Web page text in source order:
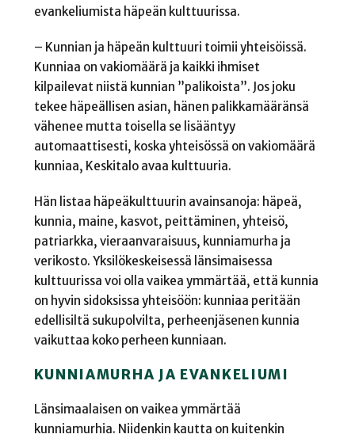
evankeliumista häpeän kulttuurissa.
– Kunnian ja häpeän kulttuuri toimii yhteisöissä.
Kunniaa on vakiomäärä ja kaikki ihmiset
kilpailevat niistä kunnian ”palikoista”. Jos joku
tekee häpeällisen asian, hänen palikkamääränsä
vähenee mutta toisella se lisääntyy
automaattisesti, koska yhteisössä on vakiomäärä
kunniaa, Keskitalo avaa kulttuuria.
Hän listaa häpeäkulttuurin avainsanoja: häpeä,
kunnia, maine, kasvot, peittäminen, yhteisö,
patriarkka, vieraanvaraisuus, kunniamurha ja
verikosto. Yksilökeskeisessä länsimaisessa
kulttuurissa voi olla vaikea ymmärtää, että kunnia
on hyvin sidoksissa yhteisöön: kunniaa peritään
edellisiltä sukupolvilta, perheenjäsenen kunnia
vaikuttaa koko perheen kunniaan.
KUNNIAMURHA JA EVANKELIUMI
Länsimaalaisen on vaikea ymmärtää
kunniamurhia. Niidenkin kautta on kuitenkin